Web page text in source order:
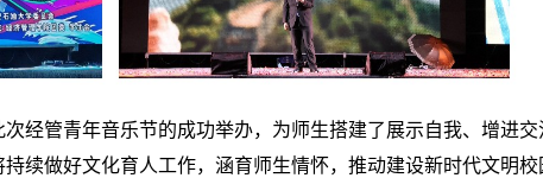
经管青年音乐节的成功举办，为师生搭建了展示自我、增进
续做好文化育人工作，涵育师生情怀，推动建设新时代文明校